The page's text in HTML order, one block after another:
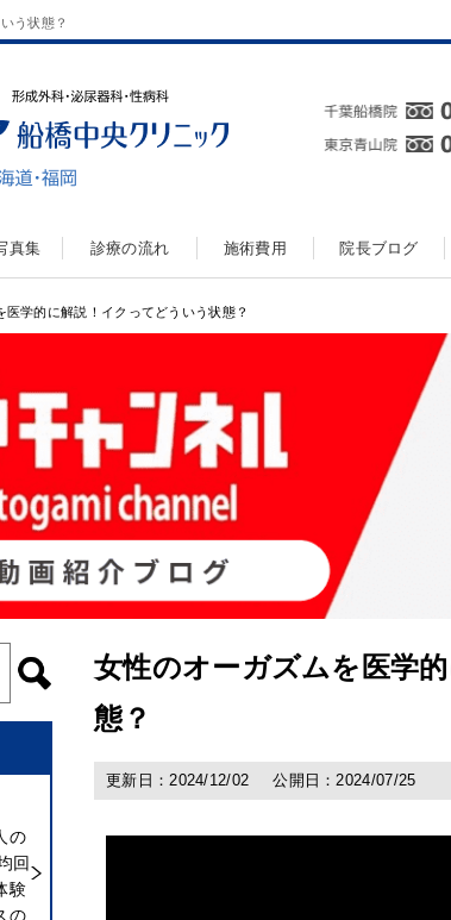
う状態？
真集 診療の流れ 施術費用 院長ブログ
医学的に解説！イクってどういう状態？
女性のオーガズムを医学
態？
更新日：2024/12/02 公開日：2024/07/25
の
回
験
の